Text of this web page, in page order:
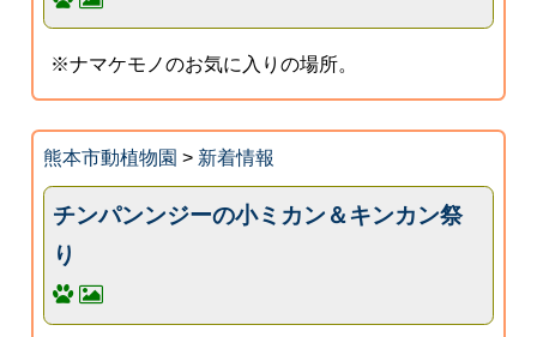
※ナマケモノのお気に入りの場所。
熊本市動植物園 > 新着情報
チンパンンジーの小ミカン＆キンカン祭
り